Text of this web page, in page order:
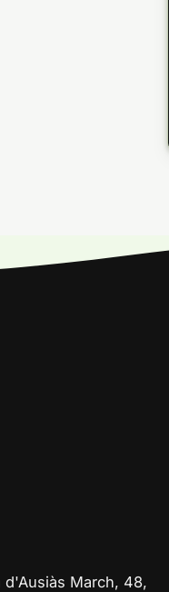
d'Ausiàs March, 48,